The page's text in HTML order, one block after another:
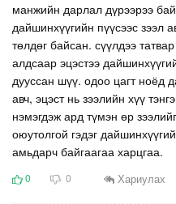
манжийн дарлал дүрээрээ
дайшинхүүгийн пүүсээс зээл
төлдөг байсан. сүүлдээ
алдсаар эцэстээ
дууссан шүү. одоо цагт ноёд
авч, эцэст нь зээлийн хүү
нэмэгдэж ард түмэн өр
оюутолгой гэдэг
амьдарч байгаагаа харцгаа.
0 0 Хариулах